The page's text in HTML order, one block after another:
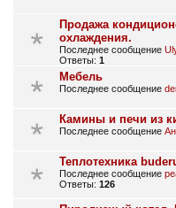
Продажа
охлаждения.
Последнее сообщение
Ответы: 1
Мебель
Последнее сообщение
Камины и печи из
Последнее сообщение
Теплотехника
Последнее сообщение
Ответы: 126